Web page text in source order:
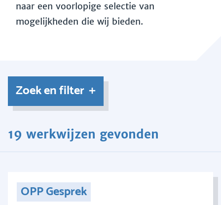
naar een voorlopige selectie van
mogelijkheden die wij bieden.
Zoek en filter
19 werkwijzen gevonden
OPP Gesprek